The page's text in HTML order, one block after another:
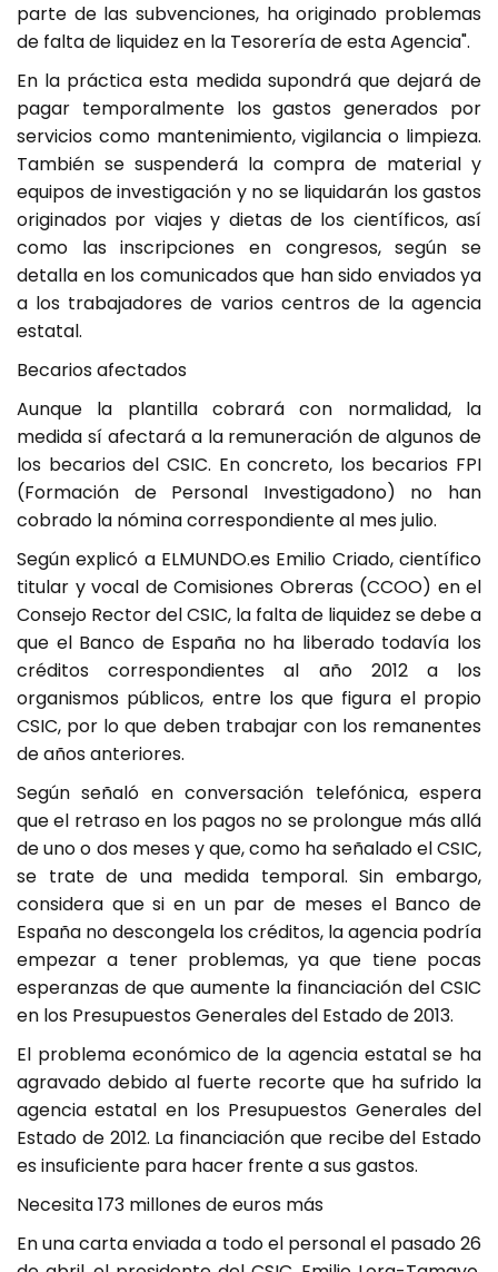
parte de las subvenciones, ha originado problemas
de falta de liquidez en la Tesorería de esta Agencia".
En la práctica esta medida supondrá que dejará de
pagar temporalmente los gastos generados por
servicios como mantenimiento, vigilancia o limpieza.
También se suspenderá la compra de material y
equipos de investigación y no se liquidarán los gastos
originados por viajes y dietas de los científicos, así
como las inscripciones en congresos, según se
detalla en los comunicados que han sido enviados ya
a los trabajadores de varios centros de la agencia
estatal.
Becarios afectados
Aunque la plantilla cobrará con normalidad, la
medida sí afectará a la remuneración de algunos de
los becarios del CSIC. En concreto, los becarios FPI
(Formación de Personal Investigadono) no han
cobrado la nómina correspondiente al mes julio.
Según explicó a ELMUNDO.es Emilio Criado, científico
titular y vocal de Comisiones Obreras (CCOO) en el
Consejo Rector del CSIC, la falta de liquidez se debe a
que el Banco de España no ha liberado todavía los
créditos correspondientes al año 2012 a los
organismos públicos, entre los que figura el propio
CSIC, por lo que deben trabajar con los remanentes
de años anteriores.
Según señaló en conversación telefónica, espera
que el retraso en los pagos no se prolongue más allá
de uno o dos meses y que, como ha señalado el CSIC,
se trate de una medida temporal. Sin embargo,
considera que si en un par de meses el Banco de
España no descongela los créditos, la agencia podría
empezar a tener problemas, ya que tiene pocas
esperanzas de que aumente la financiación del CSIC
en los Presupuestos Generales del Estado de 2013.
El problema económico de la agencia estatal se ha
agravado debido al fuerte recorte que ha sufrido la
agencia estatal en los Presupuestos Generales del
Estado de 2012. La financiación que recibe del Estado
es insuficiente para hacer frente a sus gastos.
Necesita 173 millones de euros más
En una carta enviada a todo el personal el pasado 26